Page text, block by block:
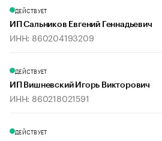
ДЕЙСТВУЕТ
ИП Сальников Евгений Геннадьевич
ИНН: 860204193209
ДЕЙСТВУЕТ
ИП Вишневский Игорь Викторович
ИНН: 860218021591
ДЕЙСТВУЕТ